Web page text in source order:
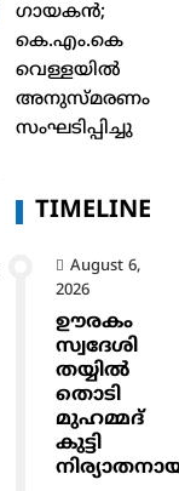
ഗായകൻ;
കെ.എം.കെ
വെള്ളയിൽ
അനുസ്മരണം
സംഘടിപ്പിച്ചു
TIMELINE
August 6,
2026
ഊരകം
സ്വദേശി
തയ്യിൽ
തൊടി
മുഹമ്മദ്
കുട്ടി